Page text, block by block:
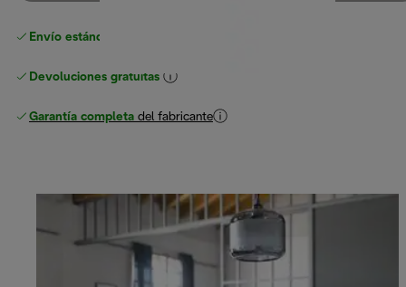
Envío estándar gratuito
Devoluciones gratuitas
Garantía completa del fabricante